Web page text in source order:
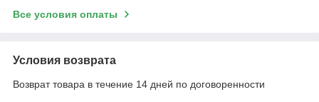
Все условия оплаты
Условия возврата
Возврат товара в течение 14 дней по договоренности